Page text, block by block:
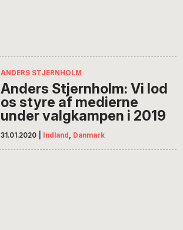
ANDERS STJERNHOLM
Anders Stjernholm: Vi lod
os styre af medierne
under valgkampen i 2019
31.01.2020 Indland , Danmark